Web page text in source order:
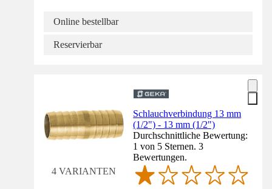
Online bestellbar
Reservierbar
4 VARIANTEN
Schlauchverbindung 13 mm
(1/2") - 13 mm (1/2")
Durchschnittliche Bewertung:
1 von 5 Sternen. 3
Bewertungen.